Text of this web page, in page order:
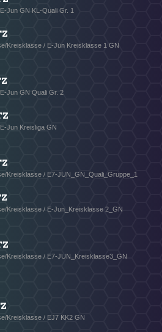
E-Jun GN KL-Quali Gr. 1
Kreisklasse / E-Jun Kreisklasse 1 GN
E-Jun GN Quali Gr. 2
Jun Kreisliga GN
Kreisklasse / E7-JUN_GN_Quali_Gruppe_1
Kreisklasse / E-Jun_Kreisklasse 2_GN
Kreisklasse / E7-JUN_Kreisklasse3_GN
Kreisklasse / EJ7 KK2 GN